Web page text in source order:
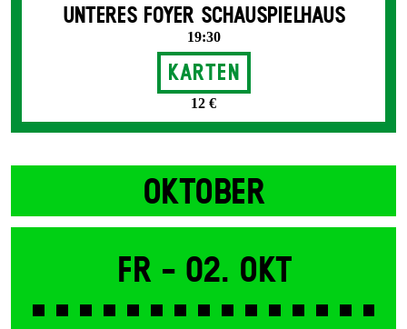
UNTERES FOYER SCHAUSPIELHAUS
19:30
Karten
12 €
OKTOBER
Fr - 02. Okt